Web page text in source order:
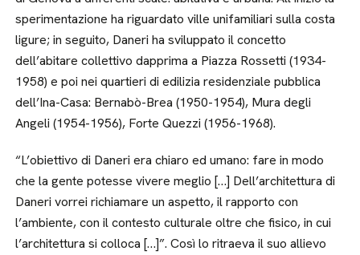
sperimentazione ha riguardato ville unifamiliari sulla costa
ligure; in seguito, Daneri ha sviluppato il concetto
dell’abitare collettivo dapprima a Piazza Rossetti (1934-
1958) e poi nei quartieri di edilizia residenziale pubblica
dell’Ina-Casa: Bernabò-Brea (1950-1954), Mura degli
Angeli (1954-1956), Forte Quezzi (1956-1968).
“L’obiettivo di Daneri era chiaro ed umano: fare in modo
che la gente potesse vivere meglio […] Dell’architettura di
Daneri vorrei richiamare un aspetto, il rapporto con
l’ambiente, con il contesto culturale oltre che fisico, in cui
l’architettura si colloca […]”. Così lo ritraeva il suo allievo